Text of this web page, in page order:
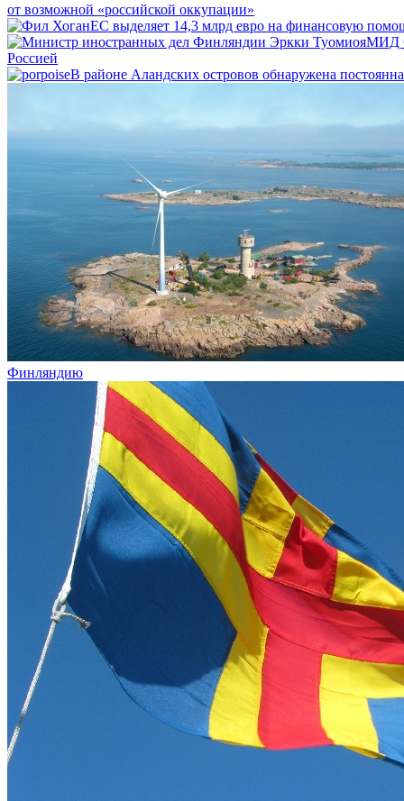
от возможной «российской оккупации»
ЕС выделяет 14,3 млрд евро на финансовую
МИД
Россией
В районе Аландских островов обнаружена
Финляндию